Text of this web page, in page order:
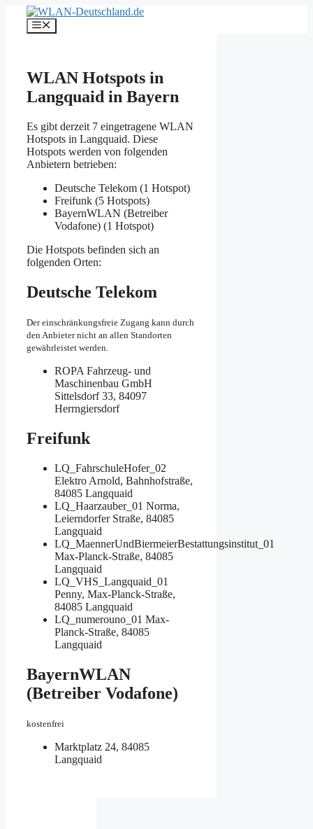
Inhalt
springen
Menü
WLAN Hotspots in
Langquaid in Bayern
Es gibt derzeit 7 eingetragene WLAN
Hotspots in Langquaid. Diese
Hotspots werden von folgenden
Anbietern betrieben:
Deutsche Telekom (1 Hotspot)
Freifunk (5 Hotspots)
BayernWLAN (Betreiber
Vodafone) (1 Hotspot)
Die Hotspots befinden sich an
folgenden Orten:
Deutsche Telekom
Der einschränkungsfreie Zugang kann durch
den Anbieter nicht an allen Standorten
gewährleistet werden.
ROPA Fahrzeug- und
Maschinenbau GmbH
Sittelsdorf 33, 84097
Herrngiersdorf
Freifunk
LQ_FahrschuleHofer_02
Elektro Arnold, Bahnhofstraße,
84085 Langquaid
LQ_Haarzauber_01 Norma,
Leierndorfer Straße, 84085
Langquaid
LQ_MaennerUndBiermeierBestattungsinstitut_01
Max-Planck-Straße, 84085
Langquaid
LQ_VHS_Langquaid_01
Penny, Max-Planck-Straße,
84085 Langquaid
LQ_numerouno_01 Max-
Planck-Straße, 84085
Langquaid
BayernWLAN
(Betreiber Vodafone)
kostenfrei
Marktplatz 24, 84085
Langquaid